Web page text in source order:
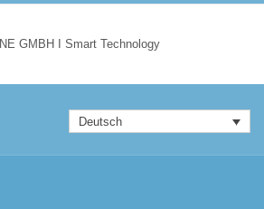
Deutsch